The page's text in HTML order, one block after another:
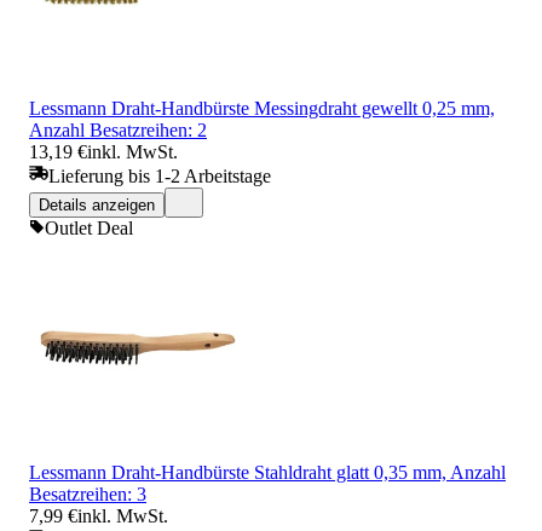
Lessmann Draht-Handbürste Messingdraht gewellt 0,25 mm,
Anzahl Besatzreihen: 2
13,19 €inkl. MwSt.
Lieferung bis 1-2 Arbeitstage
Details anzeigen
Outlet Deal
Lessmann Draht-Handbürste Stahldraht glatt 0,35 mm, Anzahl
Besatzreihen: 3
7,99 €inkl. MwSt.